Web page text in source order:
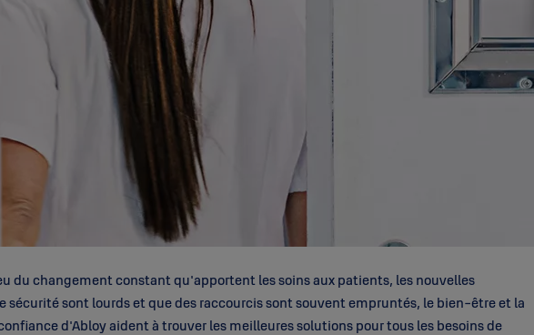
du changement constant qu'apportent les soins aux patients, les nouvelles
sont lourds et que des raccourcis sont souvent empruntés, le bien-être et la
d'Abloy aident à trouver les meilleures solutions pour tous les besoins de